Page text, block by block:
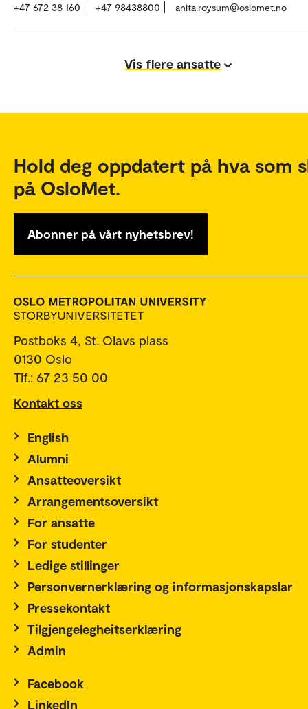
+47 672 38 160 +47 98438800 anita.roysum@oslomet.no
Vis flere ansatte
Hold deg oppdatert på hva som
på OsloMet.
Abonner på vårt nyhetsbrev!
Postboks 4, St. Olavs plass
0130 Oslo
Tlf.: 67 23 50 00
Kontakt oss
English
Alumni
Ansatteoversikt
Arrangementsoversikt
For ansatte
For studenter
Ledige stillinger
Personvernerklæring og informasjonskapslar
Pressekontakt
Tilgjengelegheitserklæring
Admin
Facebook
LinkedIn